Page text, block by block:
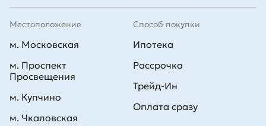
Способ покупки
Ипотека
Рассрочка
Трейд-Ин
Оплата сразу
Местоположение
м. Московская
м. Проспект
Просвещения
м. Купчино
м. Чкаловская